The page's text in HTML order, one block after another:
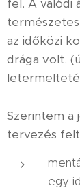
fel. A valódi
az időközi
drága volt.
Szerintem a
tervezés
egy